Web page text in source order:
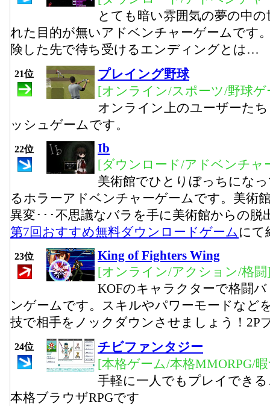
とても暗い雰囲気の夢の中
れた目的が無いアドベンチャーゲームです
険した先で待ち受けるエンディングとは…
21位
プレイング野球
[オンライン/スポーツ/野球ゲ
オンライン上のユーザーた
ッシュゲームです。
22位
Ib
[ダウンロード/アドベンチャ
美術館でひとりぼっちにな
るホラーアドベンチャーゲームです。美術
異変･･･不思議なバラを手に美術館からの脱
第7回おすすめ無料ダウンロードゲームにて
23位
King of Fighters Wing
[オンライン/アクション/格闘
KOFのキャラクターで格闘
ンゲームです。スキルやパワーモードなど
技で相手をノックダウンさせましょう！2P
24位
チビファンタジー
[本格ゲーム/本格MMORPG/
手軽に一人でもプレイでき
本格ブラウザRPGです